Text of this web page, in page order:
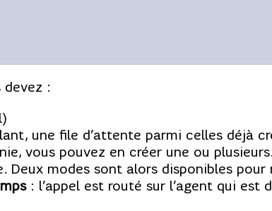
devez :
une file d’attente parmi celles déjà
vous pouvez en créer une ou
modes sont alors disponibles pour
: l’appel est routé sur l’agent qui est